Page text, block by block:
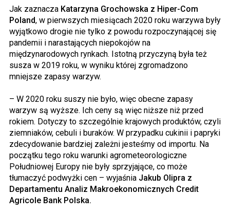
Jak zaznacza Katarzyna Grochowska z Hiper-Com
Poland, w pierwszych miesiącach 2020 roku warzywa były
wyjątkowo drogie nie tylko z powodu rozpoczynającej się
pandemii i narastających niepokojów na
międzynarodowych rynkach. Istotną przyczyną była też
susza w 2019 roku, w wyniku której zgromadzono
mniejsze zapasy warzyw.
– W 2020 roku suszy nie było, więc obecne zapasy
warzyw są wyższe. Ich ceny są więc niższe niż przed
rokiem. Dotyczy to szczególnie krajowych produktów, czyli
ziemniaków, cebuli i buraków. W przypadku cukinii i papryki
zdecydowanie bardziej zależni jesteśmy od importu. Na
początku tego roku warunki agrometeorologiczne
Południowej Europy nie były sprzyjające, co może
tłumaczyć podwyżki cen – wyjaśnia Jakub Olipra z
Departamentu Analiz Makroekonomicznych Credit
Agricole Bank Polska.